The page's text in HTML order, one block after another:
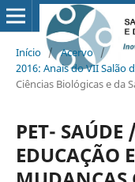
Início / Acervo /
2016: Anais do VII Salão
Ciências Biológicas e da
PET-
EDUCAÇÃO